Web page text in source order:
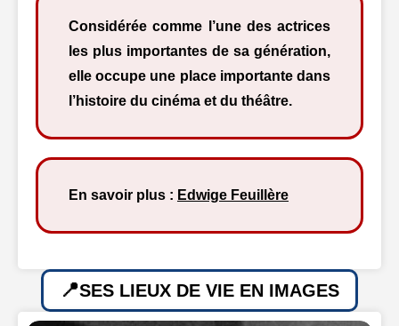
Considérée comme l’une des actrices
les plus importantes de sa génération,
elle occupe une place importante dans
l’histoire du cinéma et du théâtre.
En savoir plus : Edwige Feuillère
SES LIEUX DE VIE EN IMAGES